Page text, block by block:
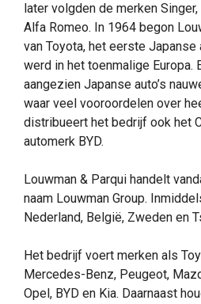
later volgden de merken
Alfa Romeo. In 1964 begon
van Toyota, het eerste
werd in het toenmalige Europa.
aangezien Japanse auto’s
waar veel vooroordelen over
distribueert het bedrijf ook het
automerk BYD.
Louwman & Parqui handelt
naam Louwman Group.
Nederland, België, Zweden en
Het bedrijf voert merken als
Mercedes-Benz, Peugeot,
Opel, BYD en Kia. Daarnaast